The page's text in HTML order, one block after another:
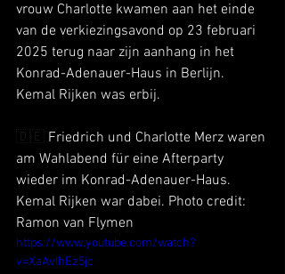
vrouw Charlotte kwamen aan het einde
van de verkiezingsavond op 23 februari
2025 terug naar zijn aanhang in het
Konrad-Adenauer-Haus in Berlijn.
Kemal Rijken was erbij.
Friedrich und Charlotte Merz waren
am Wahlabend für eine Afterparty
wieder im Konrad-Adenauer-Haus.
Kemal Rijken war dabei. Photo credit:
Ramon van Flymen
https://www.youtube.com/watch?
v=XaAvIhEz5jc